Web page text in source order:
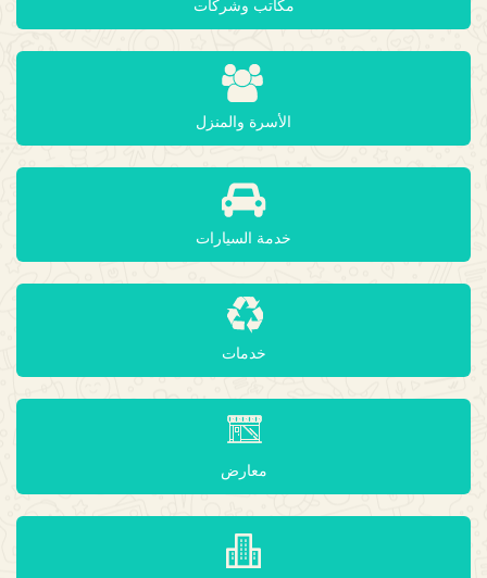
مكاتب وشركات
الأسرة والمنزل
خدمة السيارات
خدمات
معارض